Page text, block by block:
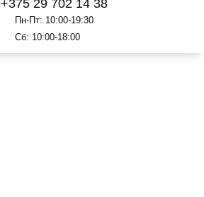
+375 29 702 14 38
Пн-Пт: 10:00-19:30
Сб: 10:00-18:00